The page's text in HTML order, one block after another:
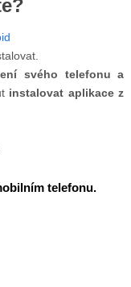
svého telefonu a
instalovat aplikace z
telefonu.